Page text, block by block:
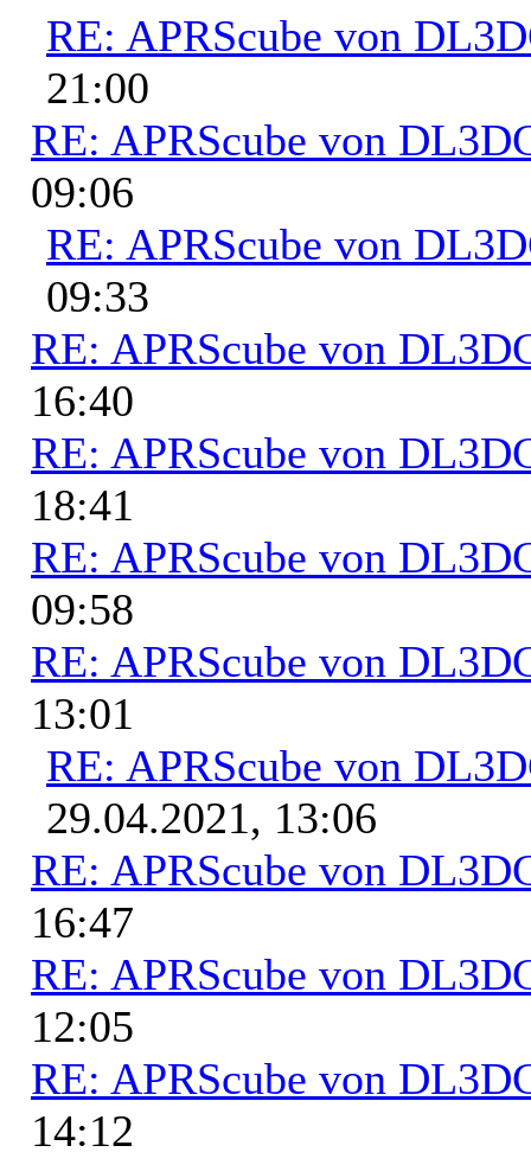
RE: APRScube von
21:00
RE: APRScube von
09:06
RE: APRScube von
09:33
RE: APRScube von
16:40
RE: APRScube von
18:41
RE: APRScube von
09:58
RE: APRScube von
13:01
RE: APRScube von
29.04.2021, 13:06
RE: APRScube von
16:47
RE: APRScube von
12:05
RE: APRScube von
14:12